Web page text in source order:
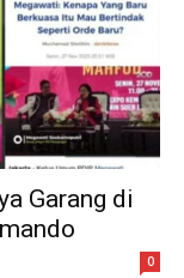
Garang di
0